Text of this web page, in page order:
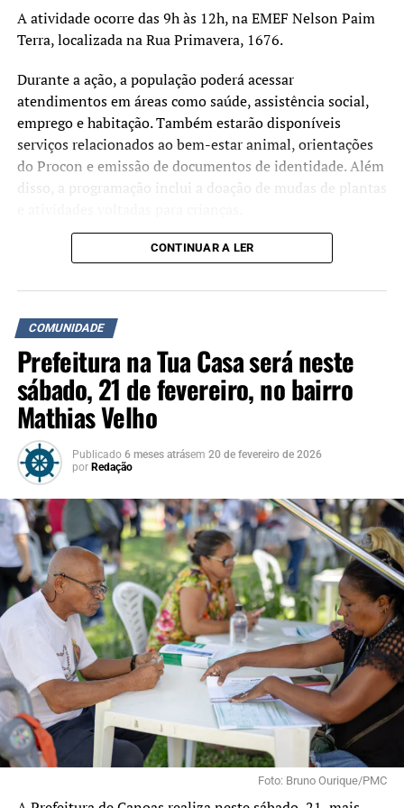
as grades que limitam o espaço do esporte e as goleiras
de futsal.
TÓPICOS RELACIONADOS:
A SEGUIR UP
Aeromóvel já apresenta obstáculos
A atividade ocorre das 9h às 12h, na EMEF Nelson Paim
Terra, localizada na Rua Primavera, 1676.
Durante a ação, a população poderá acessar
atendimentos em áreas como saúde, assistência social,
emprego e habitação. Também estarão disponíveis
serviços relacionados ao bem-estar animal, orientações
do Procon e emissão de documentos de identidade. Além
disso, a programação inclui a doação de mudas de plantas
A iniciativa busca aproximar os serviços da
administração municipal da comunidade e facilitar o
acesso da população a atendimentos públicos. De acordo
com a prefeitura, o evento será cancelado em caso de
chuva.
CONTINUAR A LER
COMUNIDADE
Prefeitura na Tua Casa será neste
sábado, 21 de fevereiro, no bairro
Mathias Velho
Publicado 6 meses atrásem 20 de fevereiro de 2026
por Redação
Foto: Bruno Ourique/PMC